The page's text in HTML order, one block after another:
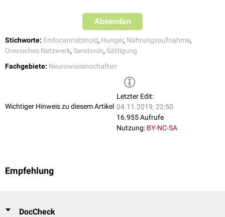
Corticotropin-Releasing-Hormon(CRH)
Cocaine and amphetamine-regulated transcript
(GLP-1)
Gastrin Releasing Peptide(GRP)
Insulin
Thyreotropin-Releasing-Hormon(TRH)
Neurotensin
Histamin
Absenden
Stichworte: Endocannabinoid, Hunger, Nahrungsaufnahme,
Orexisches Netzwerk, Serotonin, Sättigung
Fachgebiete: Neurowissenschaften
Wichtiger Hinweis zu diesem Artikel
Letzter Edit:
04.11.2019, 22:50
16.955 Aufrufe
Nutzung: BY-NC-SA
Empfehlung
DocCheck